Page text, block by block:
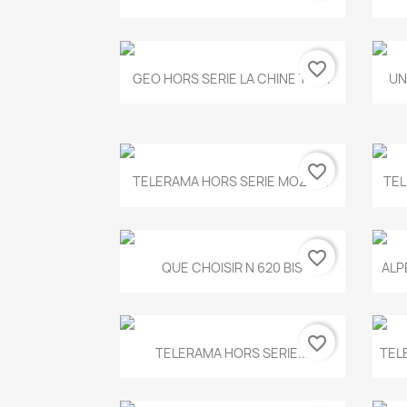
Aperçu rapide
GEO HORS SERIE LA CHINE T.497
favorite_border
Aperçu rapide
TELERAMA HORS SERIE MOZART
favorite_border
Aperçu rapide
QUE CHOISIR N 620 BIS favorite_border
Aperçu rapide
TELERAMA HORS SERIE...favorite_border